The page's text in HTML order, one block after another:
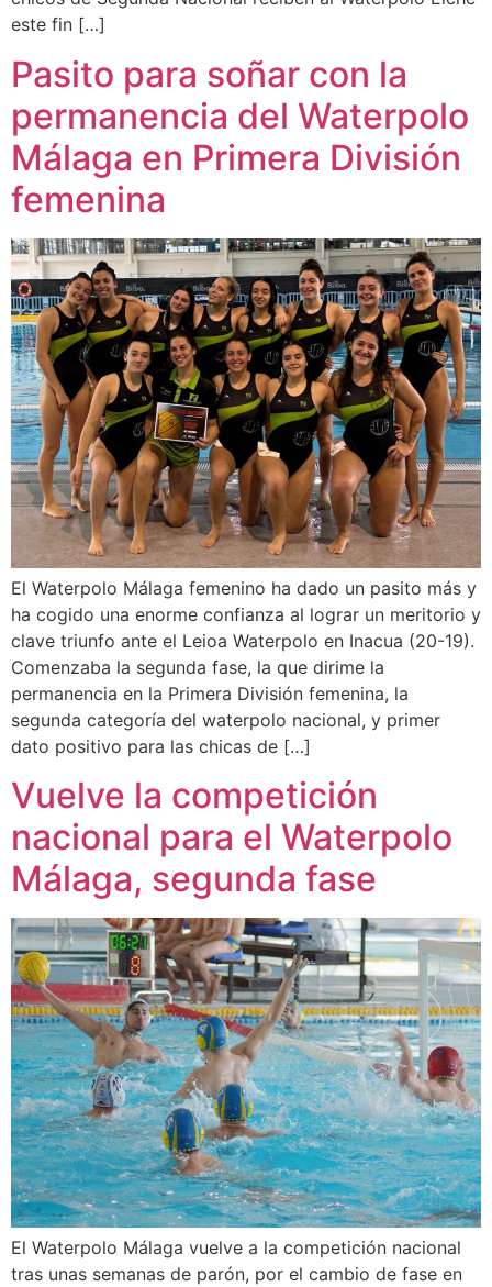
este fin […]
Pasito para soñar con la
permanencia del Waterpolo
Málaga en Primera División
femenina
El Waterpolo Málaga femenino ha dado un pasito más y
ha cogido una enorme confianza al lograr un meritorio y
clave triunfo ante el Leioa Waterpolo en Inacua (20-19).
Comenzaba la segunda fase, la que dirime la
permanencia en la Primera División femenina, la
segunda categoría del waterpolo nacional, y primer
dato positivo para las chicas de […]
Vuelve la competición
nacional para el Waterpolo
Málaga, segunda fase
El Waterpolo Málaga vuelve a la competición nacional
tras unas semanas de parón, por el cambio de fase en